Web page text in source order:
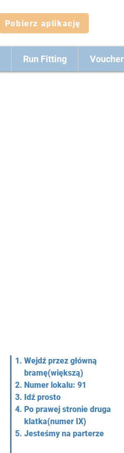
Pobierz aplikację
Run Fitting
Wejdź przez główną
bramę(większą)
Numer lokalu: 91
Idź prosto
Po prawej stronie druga
klatka(numer IX)
Jesteśmy na parterze